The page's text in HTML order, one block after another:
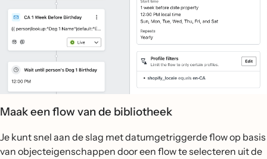
Maak een flow van de bibliotheek
Je kunt snel aan de slag met datumgetriggerde flow op basis
van objecteigenschappen door een flow te selecteren uit de